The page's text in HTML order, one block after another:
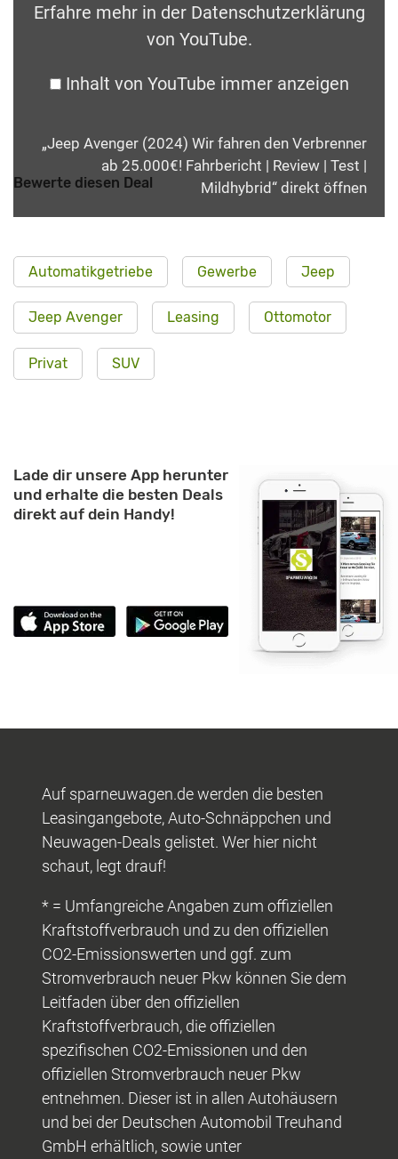
Erfahre mehr in der Datenschutzerklärung
von YouTube.
Inhalt von YouTube immer anzeigen
„Jeep Avenger (2024) Wir fahren den Verbrenner
ab 25.000€! Fahrbericht | Review | Test |
Mildhybrid“ direkt öffnen
Bewerte diesen Deal
Automatikgetriebe Gewerbe Jeep
Jeep Avenger Leasing Ottomotor
Privat SUV
Lade dir unsere App herunter
und erhalte die besten Deals
direkt auf dein Handy!
Auf sparneuwagen.de werden die besten
Leasingangebote, Auto-Schnäppchen und
Neuwagen-Deals gelistet. Wer hier nicht
schaut, legt drauf!
* = Umfangreiche Angaben zum offiziellen
Kraftstoffverbrauch und zu den offiziellen
CO2-Emissionswerten und ggf. zum
Stromverbrauch neuer Pkw können Sie dem
Leitfaden über den offiziellen
Kraftstoffverbrauch, die offiziellen
spezifischen CO2-Emissionen und den
offiziellen Stromverbrauch neuer Pkw
entnehmen. Dieser ist in allen Autohäusern
und bei der Deutschen Automobil Treuhand
GmbH erhältlich, sowie unter